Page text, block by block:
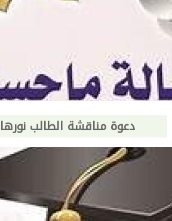
دعوة مناقشة الطالب